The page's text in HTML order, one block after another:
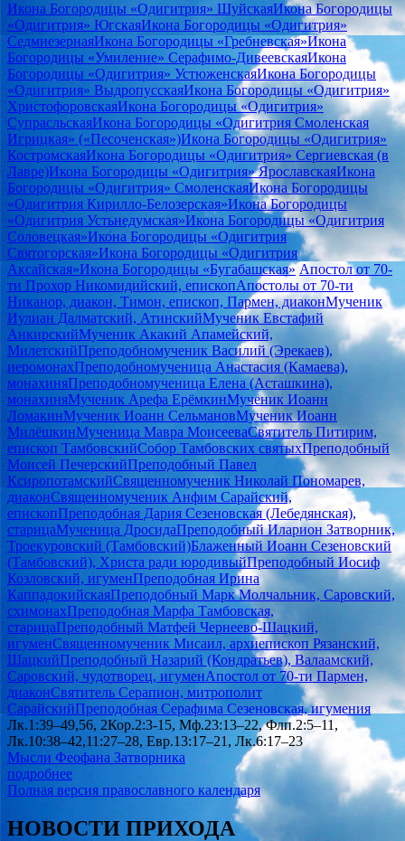
Икона Богородицы «Одигитрия» ШуйскаяИкона Богородицы
«Одигитрия» ЮгскаяИкона Богородицы «Одигитрия»
СедмиезернаяИкона Богородицы «Гребневская»Икона
Богородицы «Умиление» Серафимо-ДивеевскаяИкона
Богородицы «Одигитрия» УстюженскаяИкона Богородицы
«Одигитрия» ВыдропусскаяИкона Богородицы «Одигитрия»
ХристофоровскаяИкона Богородицы «Одигитрия»
СупрасльскаяИкона Богородицы «Одигитрия Смоленская
Игрицкая» («Песоченская»)Икона Богородицы «Одигитрия»
КостромскаяИкона Богородицы «Одигитрия» Сергиевская (в
Лавре)Икона Богородицы «Одигитрия» ЯрославскаяИкона
Богородицы «Одигитрия» СмоленскаяИкона Богородицы
«Одигитрия Кирилло-Белозерская»Икона Богородицы
«Одигитрия Устьнедумская»Икона Богородицы «Одигитрия
Соловецкая»Икона Богородицы «Одигитрия
Святогорская»Икона Богородицы «Одигитрия
Аксайская»Икона Богородицы «Бугабашская» Апостол от 70-
ти Прохор Никомидийский, епископАпостолы от 70-ти
Никанор, диакон, Тимон, епископ, Пармен, диаконМученик
Иулиан Далматский, АтинскийМученик Евстафий
АнкирскийМученик Акакий Апамейский,
МилетскийПреподобномученик Василий (Эрекаев),
иеромонахПреподобномученица Анастасия (Камаева),
монахиняПреподобномученица Елена (Асташкина),
монахиняМученик Арефа ЕрёмкинМученик Иоанн
ЛомакинМученик Иоанн СельмановМученик Иоанн
МилёшкинМученица Мавра МоисееваСвятитель Питирим,
епископ ТамбовскийСобор Тамбовских святыхПреподобный
Моисей ПечерскийПреподобный Павел
КсиропотамскийСвященномученик Николай Пономарев,
диаконСвященномученик Анфим Сарайский,
епископПреподобная Дария Сезеновская (Лебедянская),
старицаМученица ДросидаПреподобный Иларион Затворник,
Троекуровский (Тамбовский)Блаженный Иоанн Сезеновский
(Тамбовский), Христа ради юродивыйПреподобный Иосиф
Козловский, игуменПреподобная Ирина
КаппадокийскаяПреподобный Марк Молчальник, Саровский,
схимонахПреподобная Марфа Тамбовская,
старицаПреподобный Матфей Чернеево-Шацкий,
игуменСвященномученик Мисаил, архиепископ Рязанский,
ШацкийПреподобный Назарий (Кондратьев), Валаамский,
Саровский, чудотворец, игуменАпостол от 70-ти Пармен,
диаконСвятитель Серапион, митрополит
СарайскийПреподобная Серафима Сезеновская, игумения
Лк.1:39–49,56, 2Кор.2:3-15, Мф.23:13–22, Флп.2:5–11,
Лк.10:38–42,11:27–28, Евр.13:17–21, Лк.6:17–23
Мысли Феофана Затворника
подробнее
Полная версия православного календаря
НОВОСТИ ПРИХОДА